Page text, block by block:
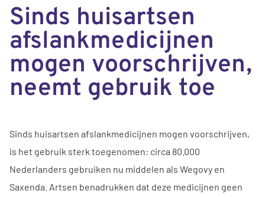
Sinds huisartsen
afslankmedicijnen
mogen voorschrijven,
neemt gebruik toe
Sinds huisartsen afslankmedicijnen mogen voorschrijven,
is het gebruik sterk toegenomen: circa 80.000
Nederlanders gebruiken nu middelen als Wegovy en
Saxenda. Artsen benadrukken dat deze medicijnen geen